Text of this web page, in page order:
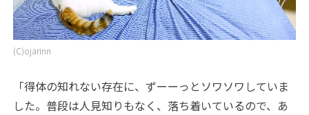
(C)ojarinn
「得体の知れない存在に、ずーーっとソワソワしていま
した。普段は人見知りもなく、落ち着いているので、あ